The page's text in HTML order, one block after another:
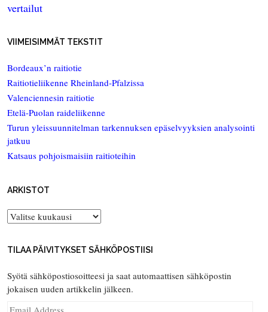
vertailut
VIIMEISIMMÄT TEKSTIT
Bordeaux’n raitiotie
Raitiotieliikenne Rheinland-Pfalzissa
Valenciennesin raitiotie
Etelä-Puolan raideliikenne
Turun yleissuunnitelman tarkennuksen epäselvyyksien analysointi
jatkuu
Katsaus pohjoismaisiin raitioteihin
ARKISTOT
Arkistot
TILAA PÄIVITYKSET SÄHKÖPOSTIISI
Syötä sähköpostiosoitteesi ja saat automaattisen sähköpostin
jokaisen uuden artikkelin jälkeen.
Email